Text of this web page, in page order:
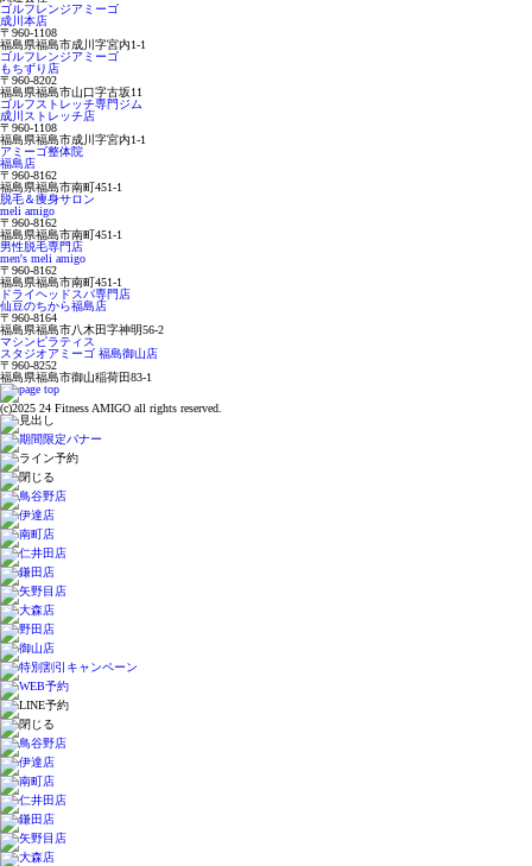
ゴルフレンジアミーゴ
成川本店
〒960-1108
福島県福島市成川字宮内1-1
ゴルフレンジアミーゴ
もちずり店
〒960-8202
福島県福島市山口字古坂11
ゴルフストレッチ専門ジム
成川ストレッチ店
〒960-1108
福島県福島市成川字宮内1-1
アミーゴ整体院
福島店
〒960-8162
福島県福島市南町451-1
脱毛＆痩身サロン
meli amigo
〒960-8162
福島県福島市南町451-1
男性脱毛専門店
men's meli amigo
〒960-8162
福島県福島市南町451-1
ドライヘッドスパ専門店
仙豆のちから福島店
〒960-8164
福島県福島市八木田字神明56-2
マシンピラティス
スタジオアミーゴ 福島御山店
〒960-8252
福島県福島市御山稲荷田83-1
(c)2025 24 Fitness AMIGO all rights reserved.